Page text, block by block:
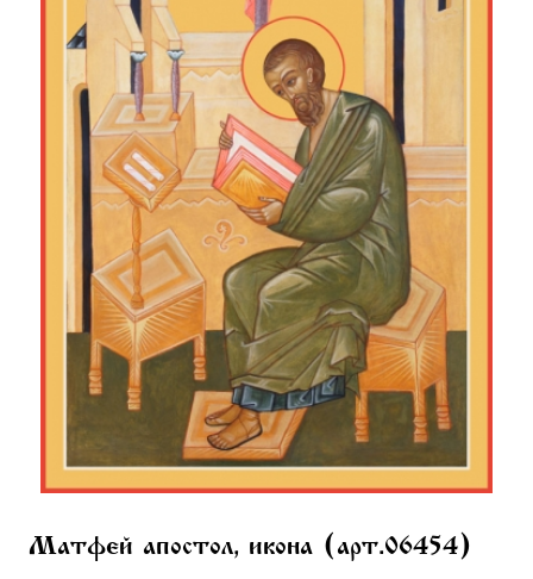
Матфей апостол, икона (арт.06454)